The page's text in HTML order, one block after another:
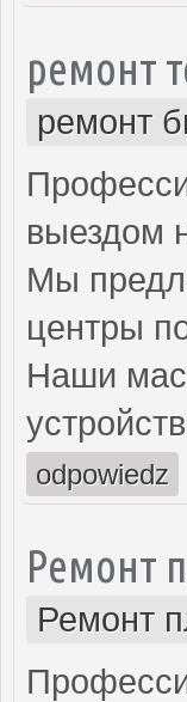
ремонт
ремонт
выездом
Мы
центры
Наши
odpowiedz
Ремонт
Ремонт